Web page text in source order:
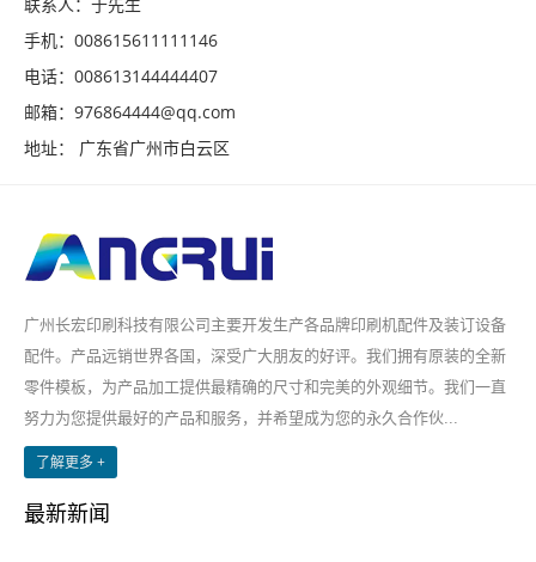
手机：008615611111146
电话：008613144444407
邮箱：976864444@qq.com
地址： 广东省广州市白云区
广州长宏印刷科技有限公司主要开发生产各品牌印刷机配件及装订设备
配件。产品远销世界各国，深受广大朋友的好评。我们拥有原装的全新
零件模板，为产品加工提供最精确的尺寸和完美的外观细节。我们一直
努力为您提供最好的产品和服务，并希望成为您的永久合作伙...
了解更多 +
最新新闻